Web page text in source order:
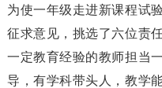
为使一年级走进新课程试
征求意见，挑选了六位责
一定教育经验的教师担当
导，有学科带头人，教学